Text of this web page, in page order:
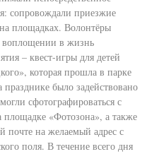
сопровождали приезжие
площадках. Волонтёры
воплощении в жизнь
– квест-игры для детей
которая прошла в парке
было задействовано
сфотографироваться с
«Фотозона», а также
почте на желаемый адрес с
поля. В течение всего дня